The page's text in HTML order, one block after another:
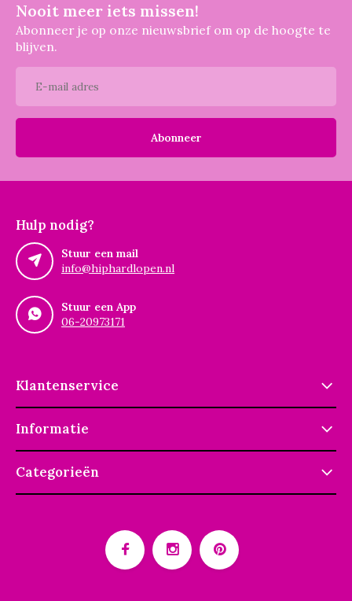
Nooit meer iets missen!
Abonneer je op onze nieuwsbrief om op de hoogte te
blijven.
Abonneer
Hulp nodig?
Stuur een mail
info@hiphardlopen.nl
Stuur een App
06-20973171
Klantenservice
Informatie
Categorieën